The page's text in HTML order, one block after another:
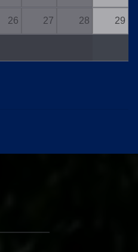
26 27 28 29